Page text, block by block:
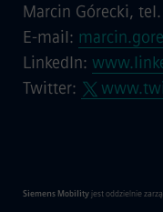
Marcin Górecki,
E-mail:
LinkedIn:
Twitter:
Siemens Mobility jest oddzielnie